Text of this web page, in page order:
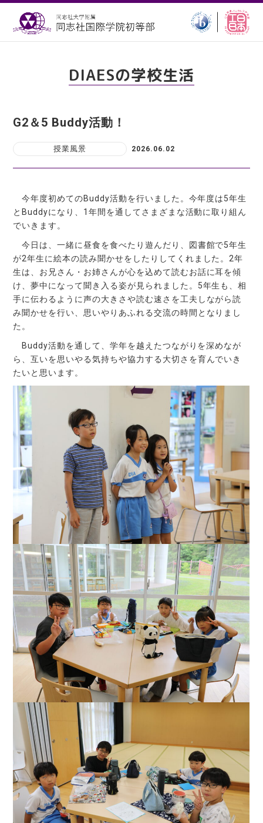
DIAESの学校生活
G2＆5 Buddy活動！
授業風景 2026.06.02
今年度初めてのBuddy活動を行いました。今年度は5年生
とBuddyになり、1年間を通してさまざまな活動に取り組ん
でいきます。
今日は、一緒に昼食を食べたり遊んだり、図書館で5年生
が2年生に絵本の読み聞かせをしたりしてくれました。2年
生は、お兄さん・お姉さんが心を込めて読むお話に耳を傾
け、夢中になって聞き入る姿が見られました。5年生も、相
手に伝わるように声の大きさや読む速さを工夫しながら読
み聞かせを行い、思いやりあふれる交流の時間となりまし
た。
Buddy活動を通して、学年を越えたつながりを深めなが
ら、互いを思いやる気持ちや協力する大切さを育んでいき
たいと思います。